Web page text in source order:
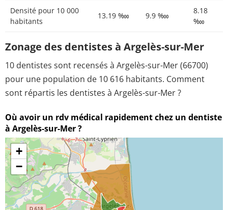
Densité pour 10 000
habitants
13.19 ‱ 9.9 ‱
8.18
‱
Zonage des dentistes à Argelès-sur-Mer
10 dentistes sont recensés à Argelès-sur-Mer (66700)
pour une population de 10 616 habitants. Comment
sont répartis les dentistes à Argelès-sur-Mer ?
Où avoir un rdv médical rapidement chez un dentiste
à Argelès-sur-Mer ?
+
−